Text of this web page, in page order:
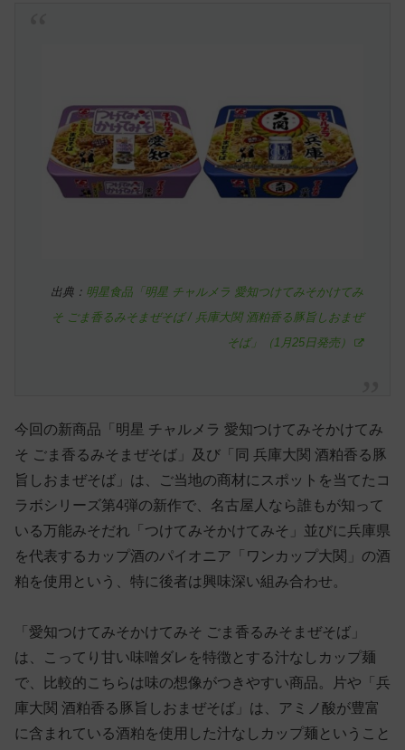
出典： 明星食品「明星 チャルメラ 愛知つけてみそかけてみ
そ ごま香るみそまぜそば / 兵庫大関 酒粕香る豚旨しおまぜ
そば」（1月25日発売）
今回の新商品「明星 チャルメラ 愛知つけてみそかけてみ
そ ごま香るみそまぜそば」及び「同 兵庫大関 酒粕香る豚
旨しおまぜそば」は、ご当地の商材にスポットを当てたコ
ラボシリーズ第4弾の新作で、名古屋人なら誰もが知って
いる万能みそだれ「つけてみそかけてみそ」並びに兵庫県
を代表するカップ酒のパイオニア「ワンカップ大関」の酒
粕を使用という、特に後者は興味深い組み合わせ。
「愛知つけてみそかけてみそ ごま香るみそまぜそば」
は、こってり甘い味噌ダレを特徴とする汁なしカップ麺
で、比較的こちらは味の想像がつきやすい商品。片や「兵
庫大関 酒粕香る豚旨しおまぜそば」は、アミノ酸が豊富
に含まれている酒粕を使用した汁なしカップ麺ということ